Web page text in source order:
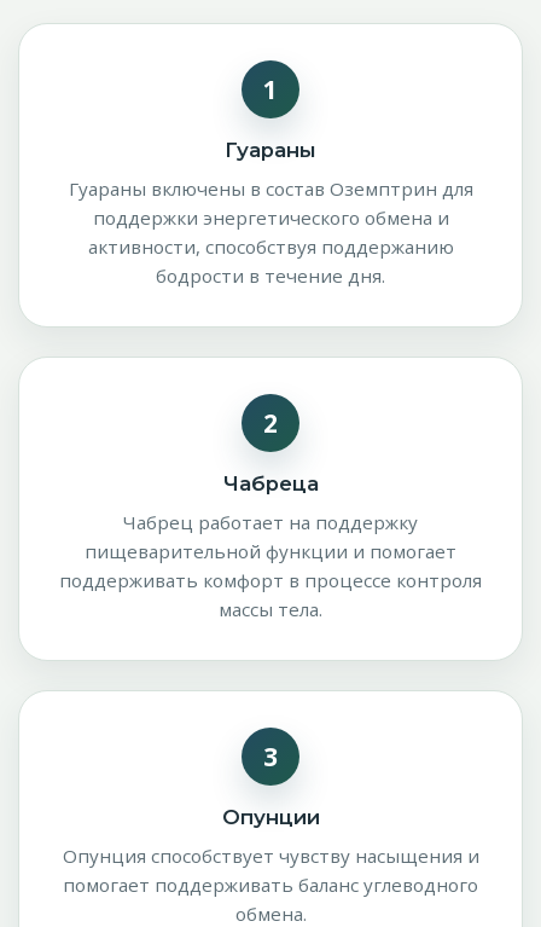
1
Гуараны
Гуараны включены в состав Оземптрин для
поддержки энергетического обмена и
активности, способствуя поддержанию
бодрости в течение дня.
2
Чабреца
Чабрец работает на поддержку
пищеварительной функции и помогает
поддерживать комфорт в процессе контроля
массы тела.
3
Опунции
Опунция способствует чувству насыщения и
помогает поддерживать баланс углеводного
обмена.